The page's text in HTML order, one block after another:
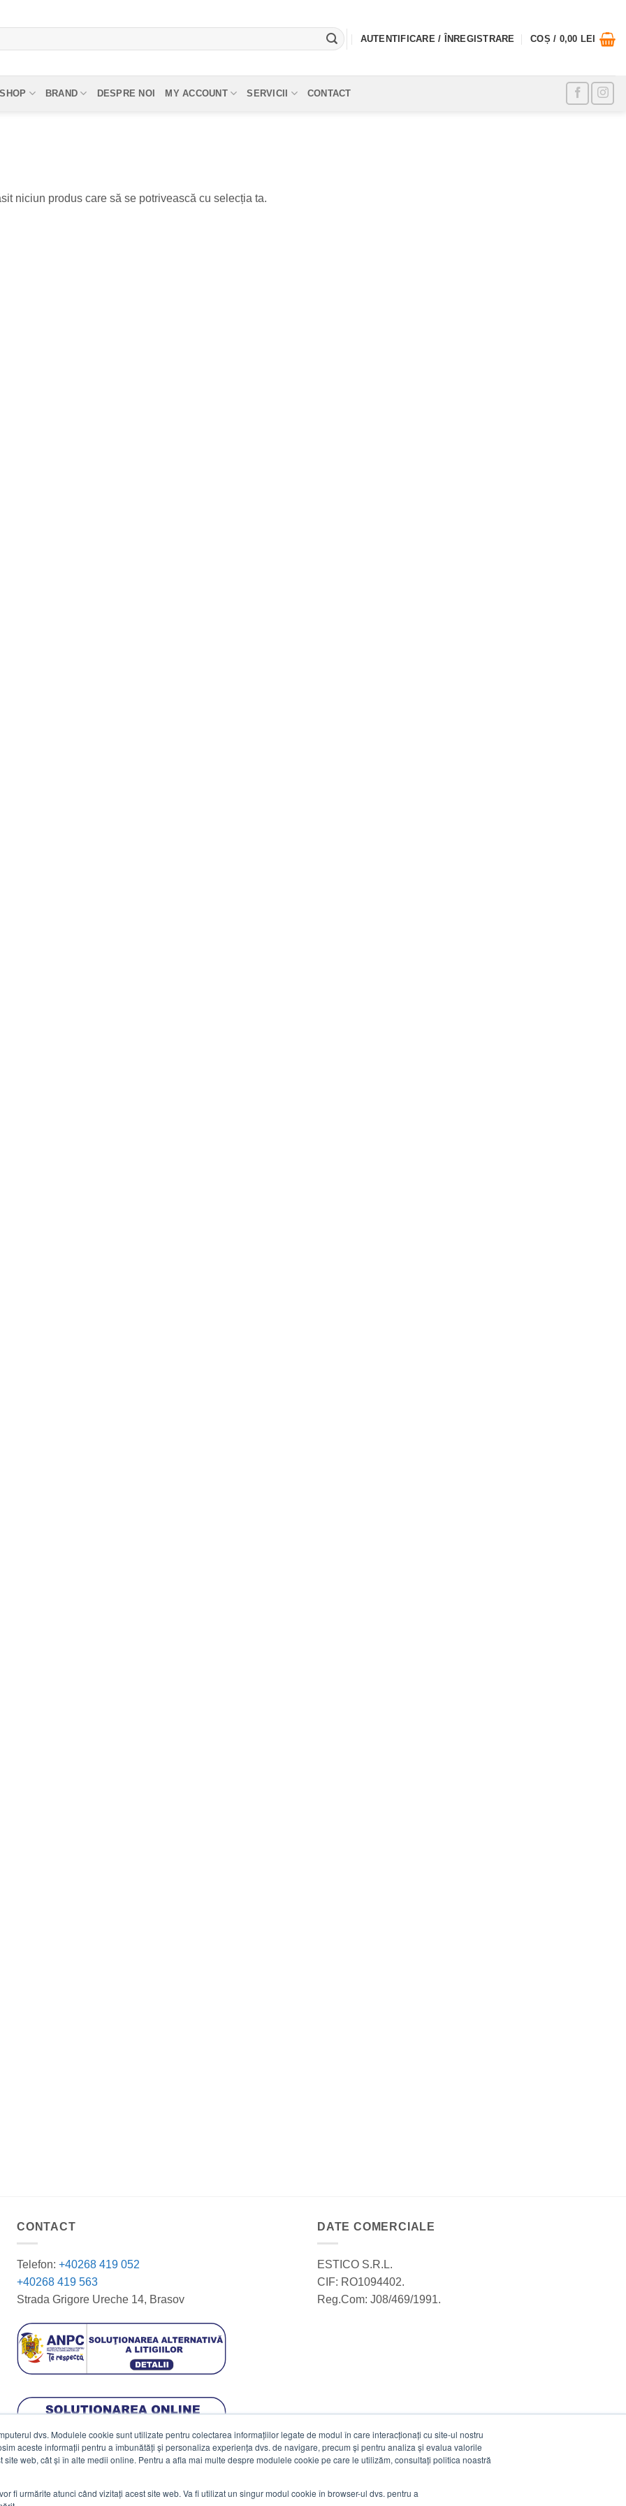
dvs. Modulele cookie sunt utilizate pentru colectarea informațiilor legate de modul în care interacționați cu site-ul nostru
aceste informații pentru a îmbunătăți și personaliza experiența dvs. de navigare, precum și pentru analiza și evalua valorile
web, cât și în alte medii online. Pentru a afla mai multe despre modulele cookie pe care le utilizăm, consultați politica noastră
fi urmărite atunci când vizitați acest site web. Va fi utilizat un singur modul cookie în browser-ul dvs. pentru a
AUTENTIFICARE / ÎNREGISTRARE COȘ / 0,00 LEI
SHOP BRAND DESPRE NOI MY ACCOUNT SERVICII CONTACT
niciun produs care să se potrivească cu selecția ta.
CONTACT
Telefon: +40268 419 052
+40268 419 563
Strada Grigore Ureche 14, Brasov
DATE COMERCIALE
ESTICO S.R.L.
CIF: RO1094402.
Reg.Com: J08/469/1991.